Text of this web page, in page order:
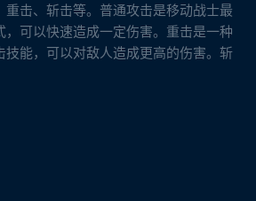
重击、斩击等。普通攻击是移动战士最
，可以快速造成一定伤害。重击是一种
技能，可以对敌人造成更高的伤害。斩